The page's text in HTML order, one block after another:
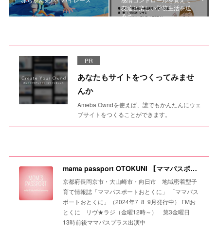
友達と楽しい学校生活を送
ろう
PR
あなたもサイトをつくってみませ
んか
Ameba Owndを使えば、誰でもかんたんにウェ
ブサイトをつくることができます。
mama passport OTOKUNI 【ママパスポートおとくに】
京都府長岡京市・大山崎市・向日市 地域密着型子
育て情報誌「ママパスポートおとくに」 「ママパス
ポートおとくに」（2024年7･8･9月発行中） FMお
とくに リヴ★ラジ（金曜12時～） 第3金曜日
13時前後ママパスプラス出演中